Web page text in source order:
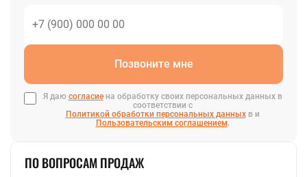
Позвоните мне
Я даю согласиена обработку своих персональных данных в
соответствии с
Политикой обработки персональных данныхв и
Пользовательским соглашением.
ПО ВОПРОСАМ ПРОДАЖ